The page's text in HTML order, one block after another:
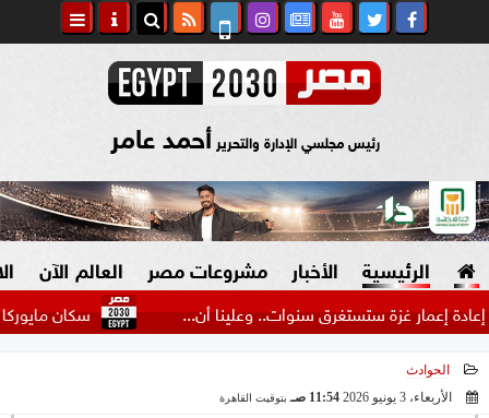
رئيس مجلسي الإدارة والتحرير أحمد عامر
الرئيسية الأخبار
السياسة
مشروعات مصر
صنع في مصر
العالم الآن
سكان مايوركا غزة ستستغرق سنوات.. وعلينا أن...
الحوادث
الأربعاء، 3 يونيو 2026
11:54 صـ بتوقيت القاهرة